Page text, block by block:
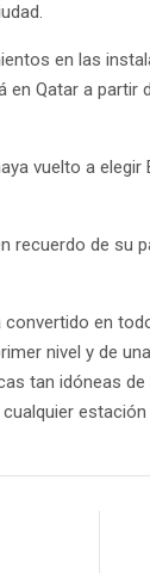
en las
Qatar a
vuelto a
recuerdo de su
en
nivel y de
tan idóneas
estación